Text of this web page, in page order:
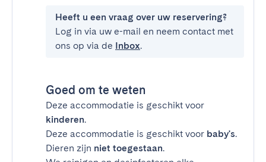
Heeft u een vraag over uw reservering?
Log in via uw e-mail en neem contact met
ons op via de Inbox.
Goed om te weten
Deze accommodatie is geschikt voor
kinderen.
Deze accommodatie is geschikt voor baby's.
Dieren zijn niet toegestaan.